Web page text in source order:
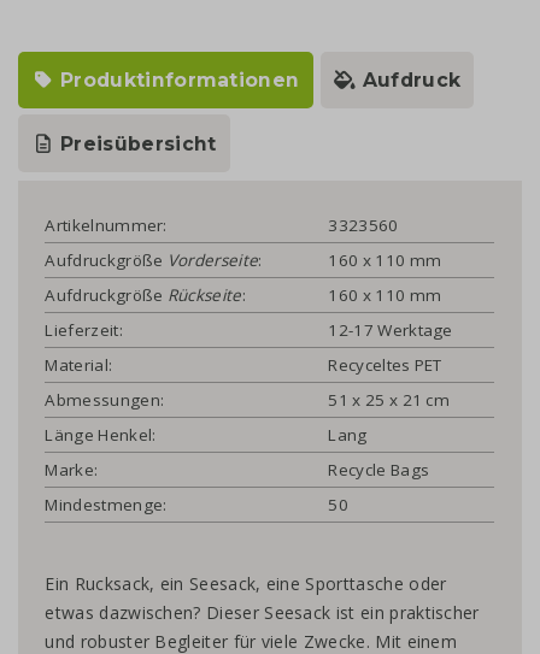
Produktinformationen Aufdruck
Preisübersicht
Artikelnummer:
3323560
Aufdruckgröße Vorderseite:
160 x 110 mm
Aufdruckgröße Rückseite:
160 x 110 mm
Lieferzeit:
12-17 Werktage
Material:
Recyceltes PET
Abmessungen:
51 x 25 x 21 cm
Länge Henkel:
Lang
Marke:
Recycle Bags
Mindestmenge:
50
Ein Rucksack, ein Seesack, eine Sporttasche oder
etwas dazwischen? Dieser Seesack ist ein praktischer
und robuster Begleiter für viele Zwecke. Mit einem